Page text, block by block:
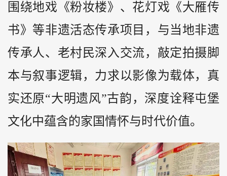
围绕地戏《粉妆楼》、花灯戏《大雁传
书》等非遗活态传承项目，与当地非遗
传承人、老村民深入交流，敲定拍摄脚
本与叙事逻辑，力求以影像为载体，真
实还原“大明遗风”古韵，深度诠释屯堡
文化中蕴含的家国情怀与时代价值。